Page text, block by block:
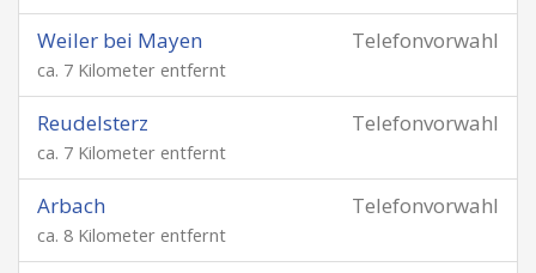
Telefonvorwahl
Weiler bei Mayen
ca. 7 Kilometer entfernt
Telefonvorwahl
Reudelsterz
ca. 7 Kilometer entfernt
Telefonvorwahl
Arbach
ca. 8 Kilometer entfernt